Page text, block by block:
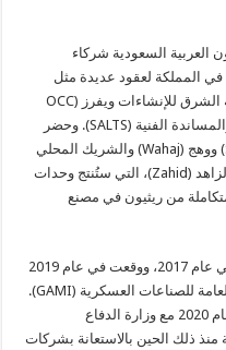
العربية السعودية شركاء
في المملكة لعقود عديدة مثل
شركة الالكترونيات المتقدمة (AEC) وشركة الشرق للإنشاءات ويفرز (OCC
Weavers) والشركة السعودية للإمدادات والمساندة الفنية (SALTS). وحضر
الحفل ممثلين عن شركتي شمال (Shamal) ووهج (Wahaj) والشريك المحلي
الأحدث لريثيون العربية السعودية، شركة الزاهد (Zahid)، التي ستُنتج وحدات
من ريثيون في مصنع
تأسست شركة ريثيون العربية السعودية في عام 2017، ووقعت في عام 2019
أول اتفاقية للمشاركة الصناعية مع الهيئة العامة للصناعات العسكرية (GAMI).
ووقّعت الشركة بعد ذلك عقدها الأول في عام 2020 مع وزارة الدفاع
منذ ذلك الحين بالاستعانة بشركات